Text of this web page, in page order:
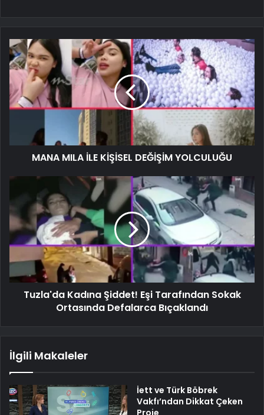
MANA MILA İLE KİŞİSEL DEĞİŞİM YOLCULUĞU
Tuzla'da Kadına Şiddet! Eşi Tarafından Sokak
Ortasında Defalarca Bıçaklandı
İlgili Makaleler
İett ve Türk Böbrek
Vakfı’ndan Dikkat Çeken
Proje